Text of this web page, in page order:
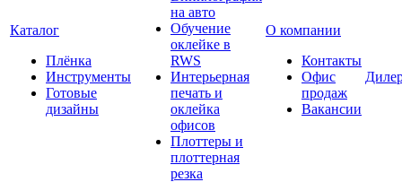
Каталог
Плёнка
Инструменты
Готовые
дизайны
на авто
Обучение
оклейке в
RWS
Интерьерная
печать и
оклейка
офисов
Плоттеры и
плоттерная
резка
О компании
Контакты
Офис
продаж
Вакансии